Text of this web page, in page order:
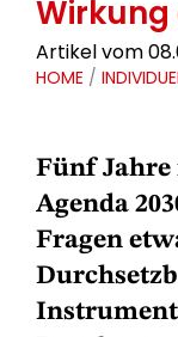
Wirkung
Artikel vom
HOME /
Fünf Jahre
Agenda
Fragen